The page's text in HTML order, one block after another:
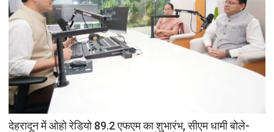
देहरादून में ओहो रेडियो 89.2 एफएम का शुभारंभ, सीएम धामी बोले-